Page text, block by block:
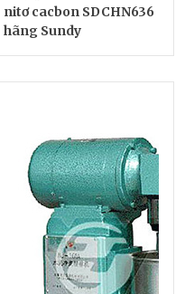
nitơ cacbon SDCHN636
hãng Sundy